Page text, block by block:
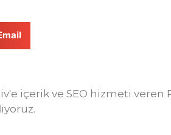
içerik ve SEO hizmeti veren